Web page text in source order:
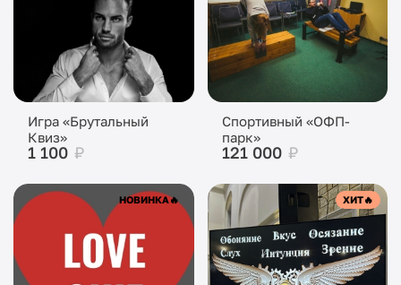
Игра «Брутальный
Квиз»
1 100 ₽
Спортивный «ОФП-
парк»
121 000 ₽
НОВИНКА🔥 ХИТ🔥